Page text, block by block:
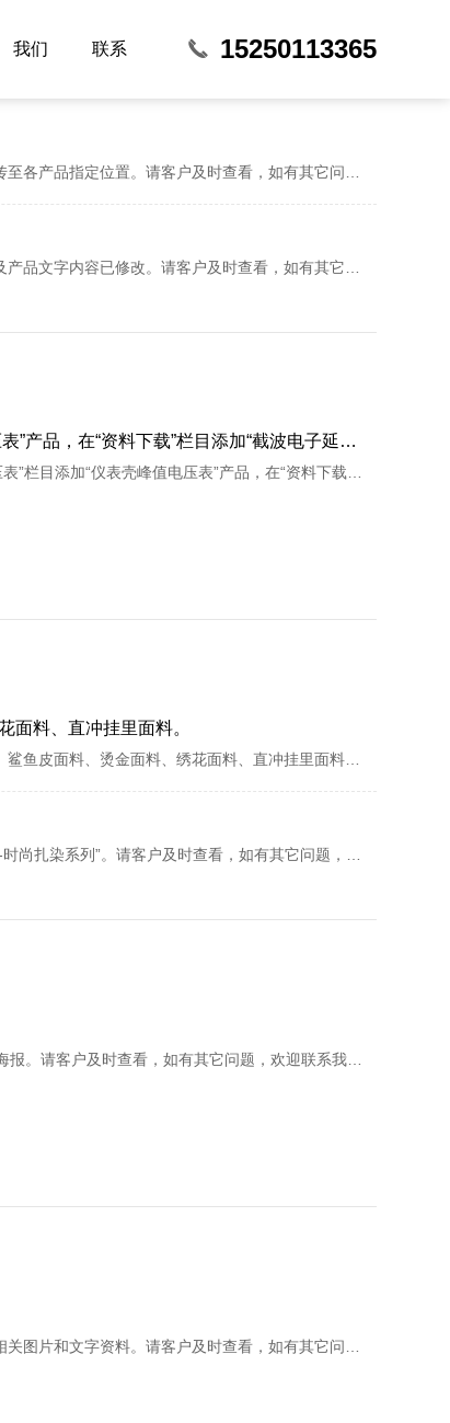
我们 联系 15250113365
资料下载”栏目添加“截波电子延时器说明书”文件。
面料、直冲挂里面料。